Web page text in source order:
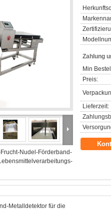
Nudel-Förderband-
Zahlung
Min
Preis:
Lieferzeit:
Metalldetektor für die